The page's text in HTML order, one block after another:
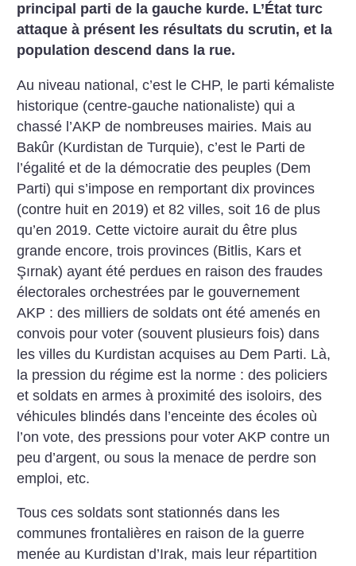
principal parti de la gauche kurde. L’État turc
attaque à présent les résultats du scrutin, et la
population descend dans la rue.
Au niveau national, c’est le CHP, le parti kémaliste
historique (centre-gauche nationaliste) qui a
chassé l’AKP de nombreuses mairies. Mais au
Bakûr (Kurdistan de Turquie), c’est le Parti de
l’égalité et de la démocratie des peuples (Dem
Parti) qui s’impose en remportant dix provinces
(contre huit en 2019) et 82 villes, soit 16 de plus
qu’en 2019. Cette victoire aurait du être plus
grande encore, trois provinces (Bitlis, Kars et
Şırnak) ayant été perdues en raison des fraudes
électorales orchestrées par le gouvernement
AKP : des milliers de soldats ont été amenés en
convois pour voter (souvent plusieurs fois) dans
les villes du Kurdistan acquises au Dem Parti. Là,
la pression du régime est la norme : des policiers
et soldats en armes à proximité des isoloirs, des
véhicules blindés dans l’enceinte des écoles où
l’on vote, des pressions pour voter AKP contre un
peu d’argent, ou sous la menace de perdre son
emploi, etc.
Tous ces soldats sont stationnés dans les
communes frontalières en raison de la guerre
menée au Kurdistan d’Irak, mais leur répartition